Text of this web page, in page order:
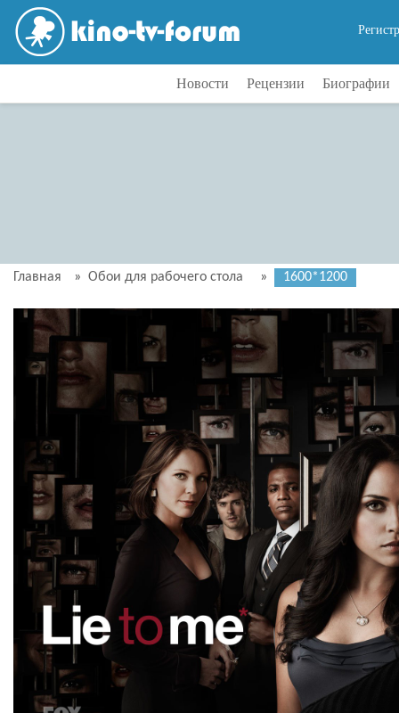
Новости Рецензии Биографии
Главная » Обои для рабочего стола » 1600*1200